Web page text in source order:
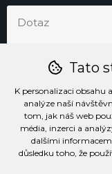
Tato
K personalizaci obsahu
analýze naší
tom, jak náš web
média, inzerci a
dalšími
důsledku toho, že